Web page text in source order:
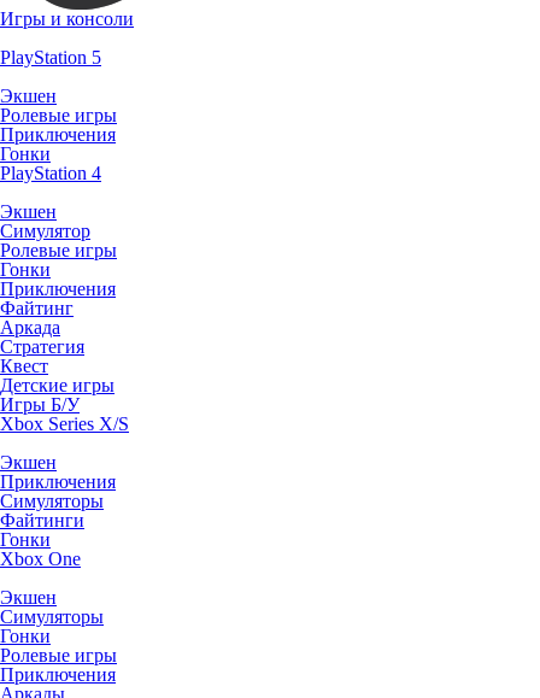
Игры и консоли
PlayStation 5
Экшен
Ролевые игры
Приключения
Гонки
PlayStation 4
Экшен
Симулятор
Ролевые игры
Гонки
Приключения
Файтинг
Аркада
Стратегия
Квест
Детские игры
Игры Б/У
Xbox Series X/S
Экшен
Приключения
Симуляторы
Файтинги
Гонки
Xbox One
Экшен
Симуляторы
Гонки
Ролевые игры
Приключения
Аркады